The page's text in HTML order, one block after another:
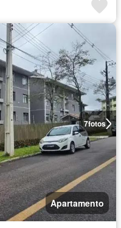
7fotos
Apartamento